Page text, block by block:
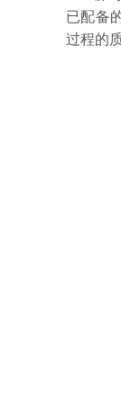
已配备
过程的